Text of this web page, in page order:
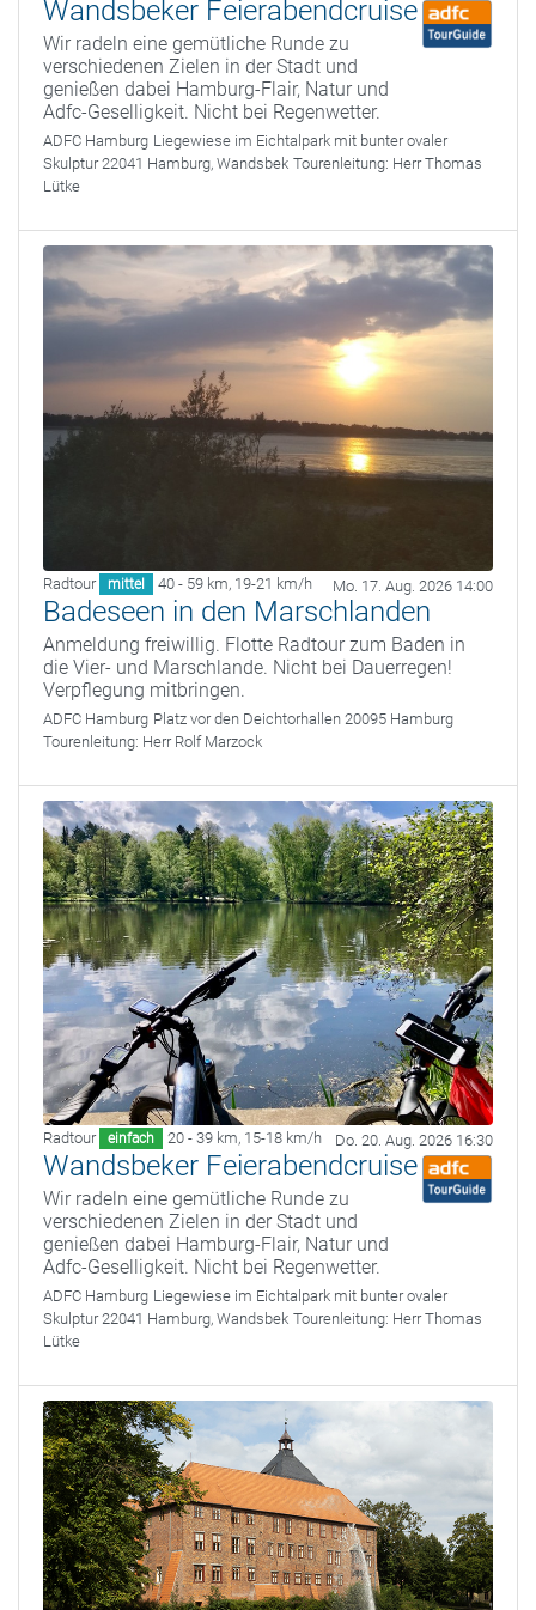
Wandsbeker Feierabendcruise
Wir radeln eine gemütliche Runde zu
verschiedenen Zielen in der Stadt und
genießen dabei Hamburg-Flair, Natur und
Adfc-Geselligkeit. Nicht bei Regenwetter.
ADFC Hamburg Liegewiese im Eichtalpark mit bunter ovaler
Skulptur 22041 Hamburg, Wandsbek Tourenleitung: Herr Thomas
Lütke
Radtour mittel 40 - 59 km, 19-21 km/h Mo. 17. Aug. 2026 14:00
Badeseen in den Marschlanden
Anmeldung freiwillig. Flotte Radtour zum Baden in
die Vier- und Marschlande. Nicht bei Dauerregen!
Verpflegung mitbringen.
ADFC Hamburg Platz vor den Deichtorhallen 20095 Hamburg
Tourenleitung: Herr Rolf Marzock
Radtour einfach 20 - 39 km, 15-18 km/h Do. 20. Aug. 2026 16:30
Wandsbeker Feierabendcruise
Wir radeln eine gemütliche Runde zu
verschiedenen Zielen in der Stadt und
genießen dabei Hamburg-Flair, Natur und
Adfc-Geselligkeit. Nicht bei Regenwetter.
ADFC Hamburg Liegewiese im Eichtalpark mit bunter ovaler
Skulptur 22041 Hamburg, Wandsbek Tourenleitung: Herr Thomas
Lütke